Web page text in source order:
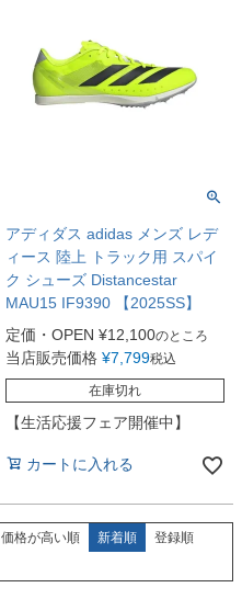
アディダス adidas メンズ レデ
ィース 陸上 トラック用 スパイ
ク シューズ Distancestar
MAU15 IF9390 【2025SS】
定価・OPEN ¥12,100のところ
当店販売価格 ¥7,799税込
在庫切れ
【生活応援フェア開催中】
カートに入れる
価格が高い順 新着順
登録順